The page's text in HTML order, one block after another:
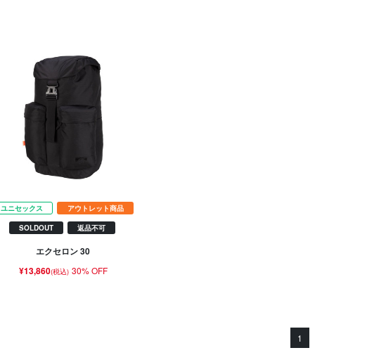
ユニセックス アウトレット商品
SOLDOUT 返品不可
エクセロン 30
¥13,860(税込) 30% OFF
1